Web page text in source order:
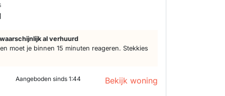
al verhuurd
moet je binnen 15 minuten reageren. Stekkies
Aangeboden sinds 1:44 Bekijk woning